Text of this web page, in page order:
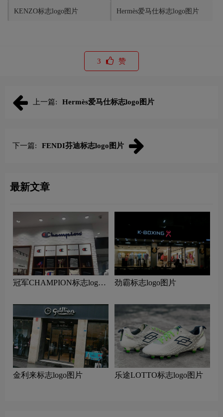
KENZO标志logo图片 Hermès爱马仕标志logo图片
3 赞
上一篇: Hermès爱马仕标志logo图片
下一篇: FENDI芬迪标志logo图片
最新文章
冠军CHAMPION标志logo
劲霸标志logo图片
金利来标志logo图片 乐途LOTTO标志logo图片